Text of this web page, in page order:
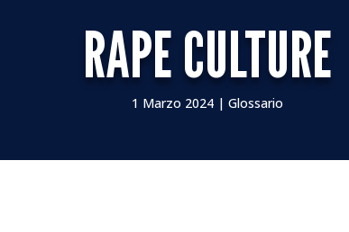
RAPE CULTURE
1 Marzo 2024 | Glossario